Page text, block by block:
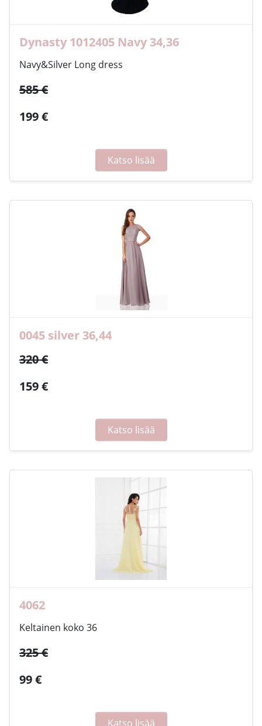
Dynasty 1012405 Navy 34,36
Navy&Silver Long dress
585 €
199 €
Katso lisää
0045 silver 36,44
320 €
159 €
Katso lisää
4062
Keltainen koko 36
325 €
99 €
Katso lisää